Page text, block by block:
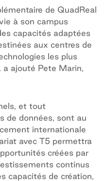
de QuadReal
à son campus
capacités adaptées
aux centres de
les plus
a ajouté Pete Marin,
et tout
de données, sont au
internationale
avec T5 permettra
créées par
continus
capacités de création,